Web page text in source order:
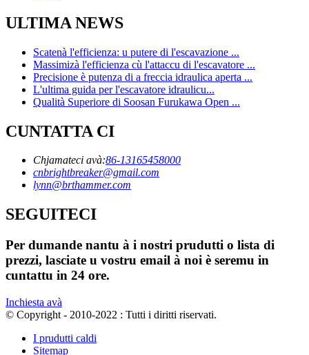
ULTIMA NEWS
Scatenà l'efficienza: u putere di l'escavazione ...
Massimizà l'efficienza cù l'attaccu di l'escavatore ...
Precisione è putenza di a freccia idraulica aperta ...
L'ultima guida per l'escavatore idraulicu...
Qualità Superiore di Soosan Furukawa Open ...
CUNTATTA CI
Chjamateci avà:86-13165458000
cnbrightbreaker@gmail.com
lynn@brthammer.com
SEGUITECI
Per dumande nantu à i nostri prudutti o lista di
prezzi, lasciate u vostru email à noi è seremu in
cuntattu in 24 ore.
Inchiesta avà
© Copyright - 2010-2022 : Tutti i diritti riservati.
I prudutti caldi
Sitemap